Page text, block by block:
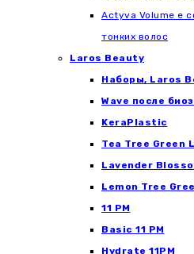
Actyva Volume e
тонких волос
Laros Beauty
Наборы, Laros
Wave после
KeraPlastic
Tea Tree Green
Lavender
Lemon Tree
11 PM
Basic 11 PM
Hydrate 11PM